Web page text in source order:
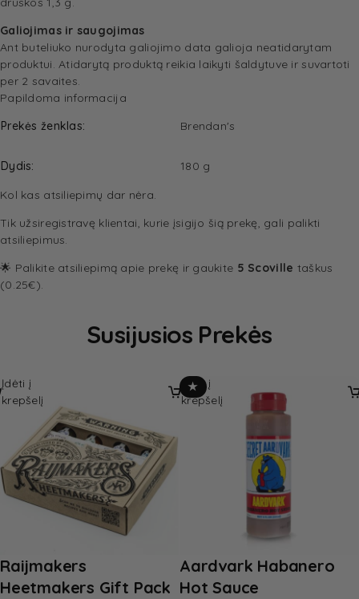
Galiojimas ir saugojimas
Ant buteliuko nurodyta galiojimo data galioja neatidarytam
produktui. Atidarytą produktą reikia laikyti šaldytuve ir suvartoti
per 2 savaites.
Papildoma informacija
Prekės ženklas
Brendan's
Dydis
180 g
Kol kas atsiliepimų dar nėra.
Tik užsiregistravę klientai, kurie įsigijo šią prekę, gali palikti
atsiliepimus.
🌟 Palikite atsiliepimą apie prekę ir gaukite 5 Scoville taškus
(0.25€).
Susijusios Prekės
Raijmakers
Heetmakers Gift Pack
Įdėti į
krepšelį
★
Aardvark Habanero
Hot Sauce
Įdėti į
krepšelį